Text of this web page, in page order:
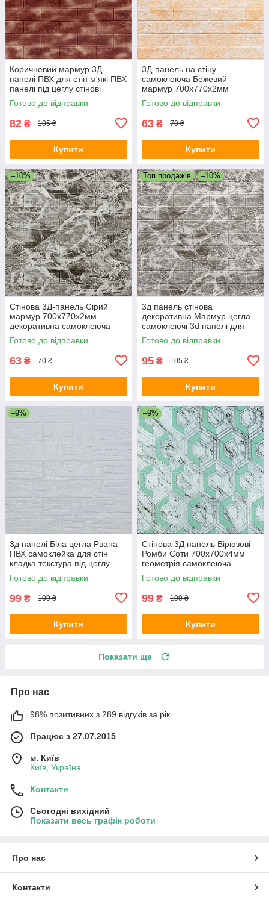
Коричневий мармур 3Д-
панелі ПВХ для стін м'які ПВХ
панелі під цеглу стінові
700x770x5мм (361) SW-
00000637
Готово до відправки
82 ₴ 105 ₴
Купити
3Д-панель на стіну
самоклеюча Бежевий
мармур 700х770х2мм
декоративна вологостійка
(062-2) SW-00001911
Готово до відправки
63 ₴ 70 ₴
Купити
–10%
Стінова 3Д-панель Сірий
мармур 700х770х2мм
декоративна самоклеюча
цегла кладка (061-2) SW-
00001912
Готово до відправки
63 ₴ 70 ₴
Купити
Топ продажів –10%
3д панель стінова
декоративна Мармур цегла
самоклеючі 3d панелі для
стін 700x770x5 мм (61) SW-
00000036
Готово до відправки
95 ₴ 105 ₴
Купити
–9%
3д панелі Біла цегла Рвана
ПВХ самоклейка для стін
кладка текстура під цеглу
700x770x5мм (155) SW-
00000484
Готово до відправки
99 ₴ 109 ₴
Купити
–9%
Стінова 3Д панель Бірюзові
Ромби Соти 700х700х4мм
геометрія самоклеюча
декоративна для стін SW-
00002006
Готово до відправки
99 ₴ 109 ₴
Купити
Показати ще
Про нас
98% позитивних з 289 відгуків за рік
Працює з 27.07.2015
м. Київ
Київ, Україна
Контакти
Сьогодні вихідний
Показати весь графік роботи
Про нас
Контакти